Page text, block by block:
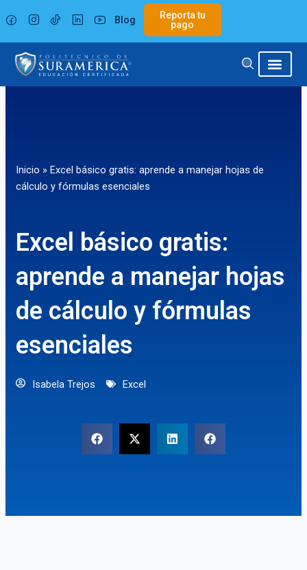
al
contenido
Blog
Reporta tu
pago
Inicio » Excel básico gratis: aprende a manejar hojas de
cálculo y fórmulas esenciales
Excel básico gratis:
aprende a manejar hojas
de cálculo y fórmulas
esenciales
Isabela Trejos Excel